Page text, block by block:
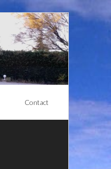
Contact